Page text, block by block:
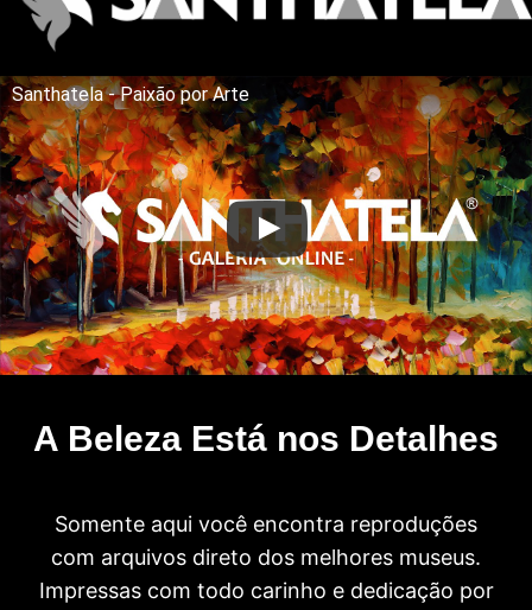
Santhatela - Paixão por Arte
A Beleza Está nos Detalhes
Somente aqui você encontra reproduções
com arquivos direto dos melhores museus.
Impressas com todo carinho e dedicação por